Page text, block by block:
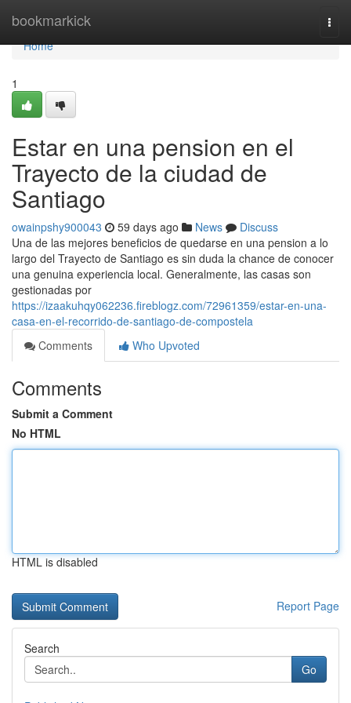
bookmarkick
Home
Home
1
Estar en una pension en el
Trayecto de la ciudad de
Santiago
owainpshy900043 59 days ago News
Discuss
Una de las mejores beneficios de quedarse en una pension a lo
largo del Trayecto de Santiago es sin duda la chance de conocer
una genuina experiencia local. Generalmente, las casas son
gestionadas por
https://izaakuhqy062236.fireblogz.com/72961359/estar-en-una-
casa-en-el-recorrido-de-santiago-de-compostela
Comments
Who Upvoted
Comments
Submit a Comment
No HTML
HTML is disabled
Report Page
Search
Go